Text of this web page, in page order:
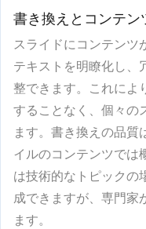
書き換えとコンテン
スライドにコンテンツ
テキストを明瞭化し、
整できます。これによ
することなく、個々の
ます。書き換えの品質
イルのコンテンツでは
は技術的なトピックの
成できますが、専門家
ます。